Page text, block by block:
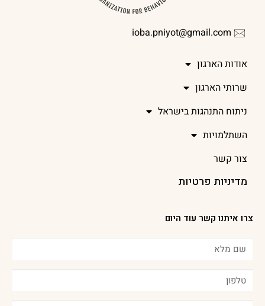
ioba.pniyot@gmail.com
אודות הארגון
שרותי הארגון
ניתוח התנהגות בישראל
השתלמויות
צור קשר
מדיניות פרטיות
צרו איתנו קשר עוד היום